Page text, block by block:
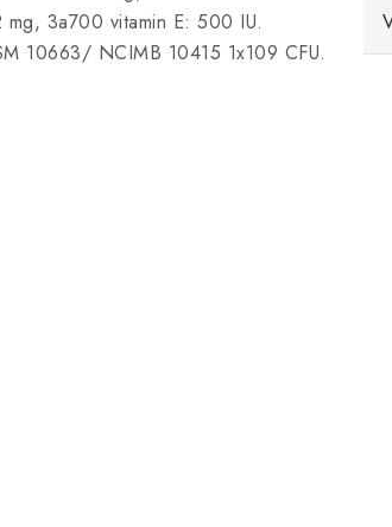
3a700 vitamin E: 500 IU.
10663/ NCIMB 10415 1x109 CFU.